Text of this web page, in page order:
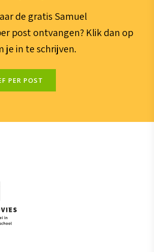
de gratis Samuel
post ontvangen? Klik dan op
je in te schrijven.
PER POST